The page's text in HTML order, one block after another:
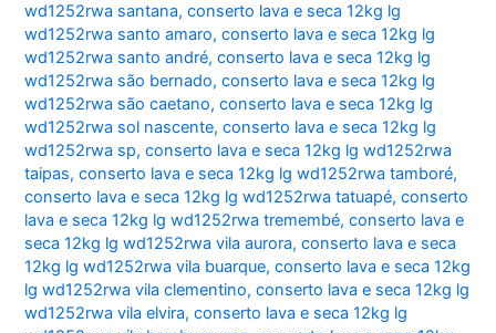
wd1252rwa santana,conserto lava e seca 12kg lg
wd1252rwa santo amaro,conserto lava e seca 12kg lg
wd1252rwa santo andré,conserto lava e seca 12kg lg
wd1252rwa são bernado,conserto lava e seca 12kg lg
wd1252rwa são caetano,conserto lava e seca 12kg lg
wd1252rwa sol nascente,conserto lava e seca 12kg lg
wd1252rwa sp,conserto lava e seca 12kg lg wd1252rwa
taipas,conserto lava e seca 12kg lg wd1252rwa tamboré,
conserto lava e seca 12kg lg wd1252rwa tatuapé,conserto
lava e seca 12kg lg wd1252rwa tremembé,conserto lava e
seca 12kg lg wd1252rwa vila aurora,conserto lava e seca
12kg lg wd1252rwa vila buarque,conserto lava e seca 12kg
lg wd1252rwa vila clementino,conserto lava e seca 12kg lg
wd1252rwa vila elvira,conserto lava e seca 12kg lg